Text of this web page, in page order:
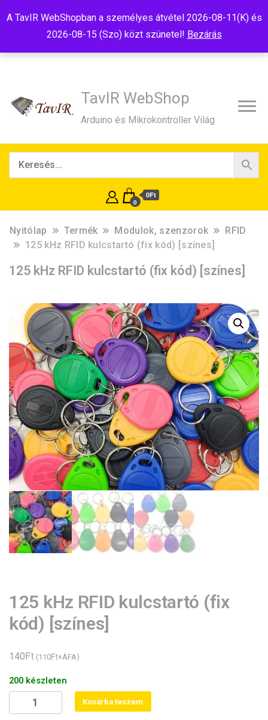
A TavIR WebShopban a személyes átvétel 2026-08-11(K) és
2026-08-15 (Szo) közt szünetel! Bezárás
TavIR WebShop
Arduino és Mikrokontroller Világ
0
0Ft
Nyitólap Termék Modulok, szenzorok
RFID
125 kHz RFID kulcstartó (fix kód) [színes]
125 kHz RFID kulcstartó (fix kód) [színes]
125 kHz RFID kulcstartó (fix
kód) [színes]
140Ft (110Ft+ÁFA)
200 készleten
kHz
Kosárba teszem